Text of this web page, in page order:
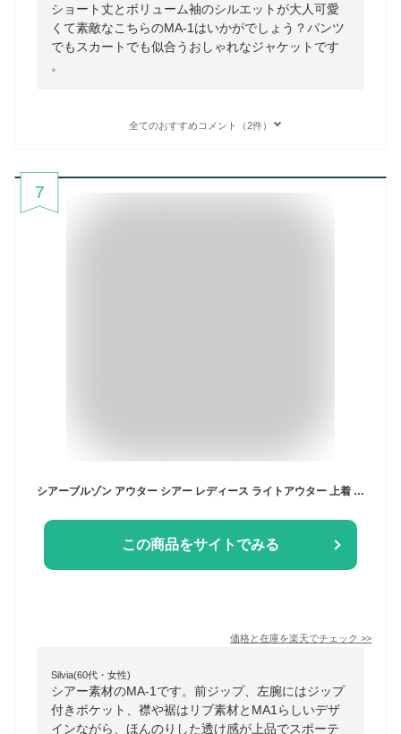
ショート丈とボリューム袖のシルエットが大人可愛
くて素敵なこちらのMA-1はいかがでしょう？パンツ
でもスカートでも似合うおしゃれなジャケットです
。
全てのおすすめコメント（2件）
7
シアーブルゾン アウター シアー レディース ライトアウター 上着 羽織り 長袖 ショート丈 きれいめ ジャケット 軽量 スタジャン ミリタリー 洗える ma1 30代 40代 50代 ママ 母 薄手 トップス 紫外線対策 uv対策 おしゃれ ジャンパー 透け感 ジップアップ
この商品をサイトでみる
価格と在庫を楽天でチェック >>
Silvia(60代・女性)
シアー素材のMA-1です。前ジップ、左腕にはジップ
付きポケット、襟や裾はリブ素材とMA1らしいデザ
インながら、ほんのりした透け感が上品でスポーテ